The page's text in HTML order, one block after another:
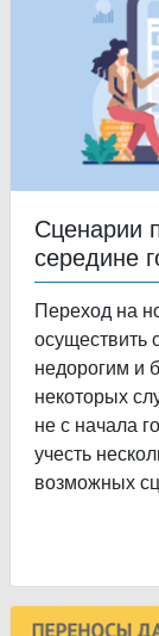
Сценарии
середине
Переход на
осуществить
недорогим и
некоторых
не с начала
учесть
возможных